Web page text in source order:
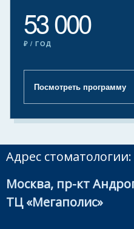
53 000
₽ / ГОД
Посмотреть программу
Адрес стоматологии:
Москва, пр-кт
ТЦ «Мегаполис»